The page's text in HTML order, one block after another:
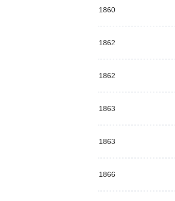
1860
1862
1862
1863
1863
1866